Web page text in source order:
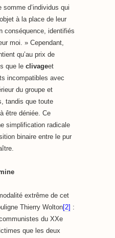
d’individus qui
à la place de leur
conséquence, identifiés
moi. » Cependant,
qu’au prix de
que le clivageet
incompatibles avec
du groupe et
tandis que toute
être déniée. Ce
simplification radicale
binaire entre le pur
extrême de cet
Thierry Wolton[2] :
du XXe
que les deux